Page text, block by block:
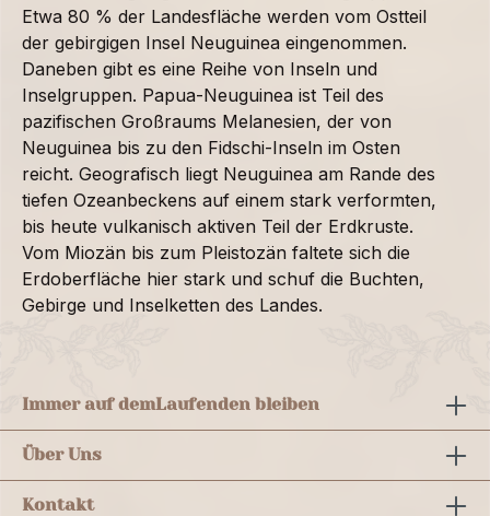
Etwa 80 % der Landesfläche werden vom Ostteil
der gebirgigen Insel Neuguinea eingenommen.
Daneben gibt es eine Reihe von Inseln und
Inselgruppen. Papua-Neuguinea ist Teil des
pazifischen Großraums Melanesien, der von
Neuguinea bis zu den Fidschi-Inseln im Osten
reicht. Geografisch liegt Neuguinea am Rande des
tiefen Ozeanbeckens auf einem stark verformten,
bis heute vulkanisch aktiven Teil der Erdkruste.
Vom Miozän bis zum Pleistozän faltete sich die
Erdoberfläche hier stark und schuf die Buchten,
Gebirge und Inselketten des Landes.
Immer auf demLaufenden bleiben
Über Uns
Kontakt